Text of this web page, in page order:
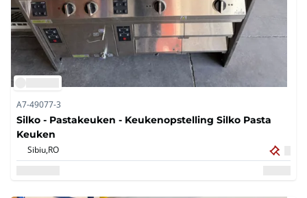
A7-49077-3
Silko - Pastakeuken - Keukenopstelling Silko Pasta
Keuken
Sibiu,RO